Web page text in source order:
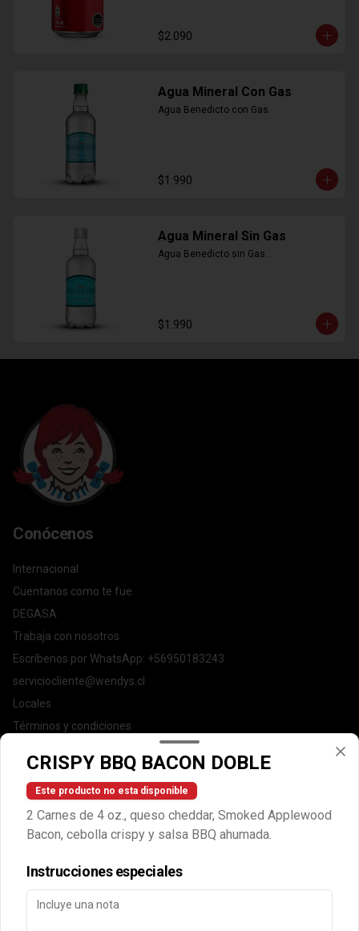
$2.090
Agua Mineral Con Gas
Agua Benedicto con Gas
$1.990
Agua Mineral Sin Gas
Agua Benedicto sin Gas..
$1.990
Conócenos
Internacional
Cuentanos como te fue
DEGASA
Trabaja con nosotros
Escríbenos por WhatsApp: +56950183243
serviciocliente@wendys.cl
Locales
Términos y condiciones
Redes sociales
Instagram
Facebook
Mi cuenta
CRISPY BBQ BACON DOBLE
Este producto no esta disponible
2 Carnes de 4 oz., queso cheddar, Smoked Applewood
Bacon, cebolla crispy y salsa BBQ ahumada.
Instrucciones especiales